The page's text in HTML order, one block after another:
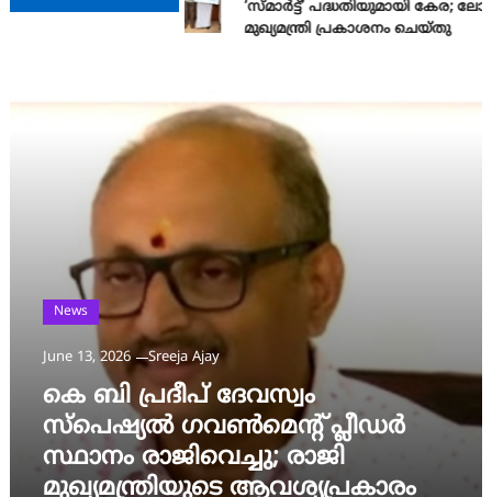
‘സ്മാര്‍ട്ട്’ പദ്ധതിയുമായി കേര;
മുഖ്യമന്ത്രി പ്രകാശനം ചെയ്തു
News
June 13, 2026 Sreeja Ajay
കെ ബി പ്രദീപ് ദേവസ്വം
സ്‌പെഷ്യല്‍ ഗവണ്‍മെന്റ് പ്ലീഡര്‍
സ്ഥാനം രാജിവെച്ചു; രാജി
മുഖ്യമന്ത്രിയുടെ ആവശ്യപ്രകാരം